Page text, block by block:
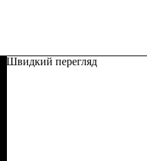
Швидкий перегляд